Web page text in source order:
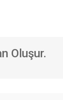
Oluşur.